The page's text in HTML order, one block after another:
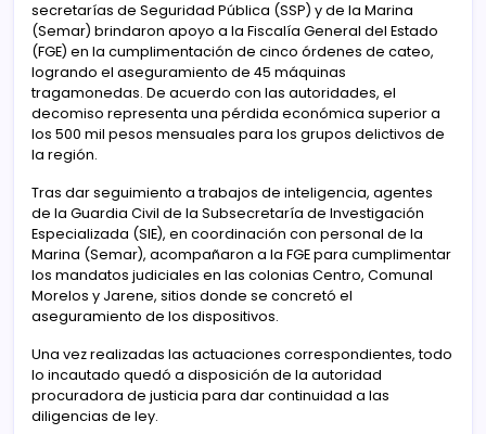
secretarías de Seguridad Pública (SSP) y de la Marina
(Semar) brindaron apoyo a la Fiscalía General del Estado
(FGE) en la cumplimentación de cinco órdenes de cateo,
logrando el aseguramiento de 45 máquinas
tragamonedas. De acuerdo con las autoridades, el
decomiso representa una pérdida económica superior a
los 500 mil pesos mensuales para los grupos delictivos de
la región.
Tras dar seguimiento a trabajos de inteligencia, agentes
de la Guardia Civil de la Subsecretaría de Investigación
Especializada (SIE), en coordinación con personal de la
Marina (Semar), acompañaron a la FGE para cumplimentar
los mandatos judiciales en las colonias Centro, Comunal
Morelos y Jarene, sitios donde se concretó el
aseguramiento de los dispositivos.
Una vez realizadas las actuaciones correspondientes, todo
lo incautado quedó a disposición de la autoridad
procuradora de justicia para dar continuidad a las
diligencias de ley.